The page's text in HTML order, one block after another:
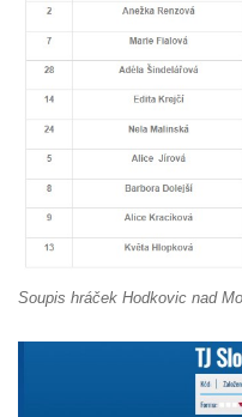
Soupis hráček Hodkovic nad